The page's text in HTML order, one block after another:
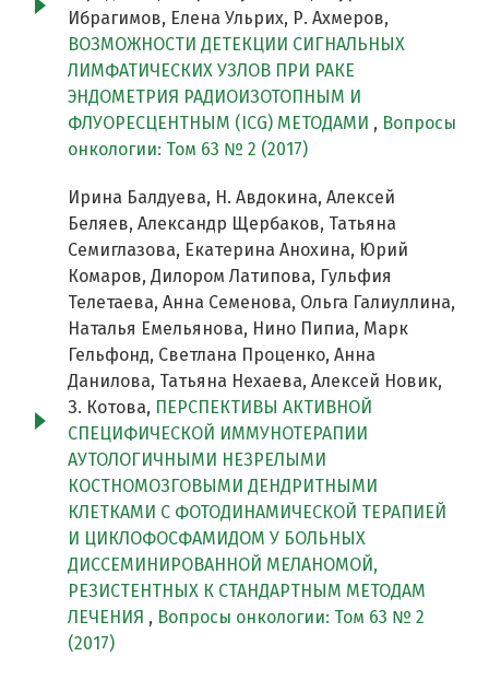
Ибрагимов, Елена Ульрих, Р. Ахмеров,
ВОЗМОЖНОСТИ ДЕТЕКЦИИ СИГНАЛЬНЫХ
ЛИМФАТИЧЕСКИХ УЗЛОВ ПРИ РАКЕ
ЭНДОМЕТРИЯ РАДИОИЗОТОПНЫМ И
ФЛУОРЕСЦЕНТНЫМ (ICG) МЕТОДАМИ , Вопросы
онкологии: Том 63 № 2 (2017)
Ирина Балдуева, Н. Авдокина, Алексей
Беляев, Александр Щербаков, Татьяна
Семиглазова, Екатерина Анохина, Юрий
Комаров, Дилором Латипова, Гульфия
Телетаева, Анна Семенова, Ольга Галиуллина,
Наталья Емельянова, Нино Пипиа, Марк
Гельфонд, Светлана Проценко, Анна
Данилова, Татьяна Нехаева, Алексей Новик,
З. Котова, ПЕРСПЕКТИВЫ АКТИВНОЙ
СПЕЦИФИЧЕСКОЙ ИММУНОТЕРАПИИ
АУТОЛОГИЧНЫМИ НЕЗРЕЛЫМИ
КОСТНОМОЗГОВЫМИ ДЕНДРИТНЫМИ
КЛЕТКАМИ С ФОТОДИНАМИЧЕСКОЙ ТЕРАПИЕЙ
И ЦИКЛОФОСФАМИДОМ У БОЛЬНЫХ
ДИССЕМИНИРОВАННОЙ МЕЛАНОМОЙ,
РЕЗИСТЕНТНЫХ К СТАНДАРТНЫМ МЕТОДАМ
ЛЕЧЕНИЯ , Вопросы онкологии: Том 63 № 2
(2017)